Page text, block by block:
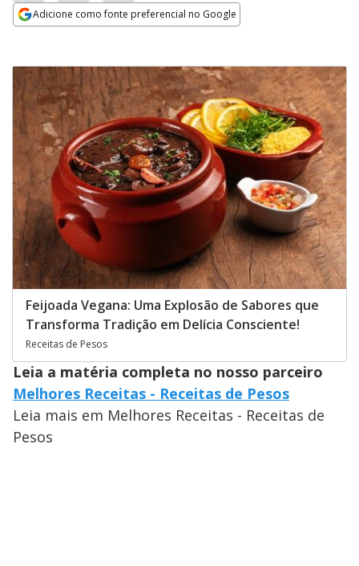
Adicione como fonte preferencial no Google
Feijoada Vegana: Uma Explosão de Sabores que
Transforma Tradição em Delícia Consciente!
Receitas de Pesos
Leia a matéria completa no nosso parceiro
Melhores Receitas - Receitas de Pesos
Leia mais em Melhores Receitas - Receitas de
Pesos